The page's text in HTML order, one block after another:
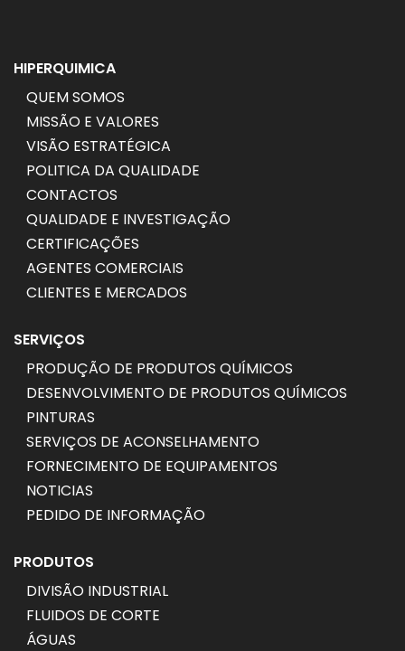
HIPERQUIMICA
QUEM SOMOS
MISSÃO E VALORES
VISÃO ESTRATÉGICA
POLITICA DA QUALIDADE
CONTACTOS
QUALIDADE E INVESTIGAÇÃO
CERTIFICAÇÕES
AGENTES COMERCIAIS
CLIENTES E MERCADOS
SERVIÇOS
PRODUÇÃO DE PRODUTOS QUÍMICOS
DESENVOLVIMENTO DE PRODUTOS QUÍMICOS
PINTURAS
SERVIÇOS DE ACONSELHAMENTO
FORNECIMENTO DE EQUIPAMENTOS
NOTICIAS
PEDIDO DE INFORMAÇÃO
PRODUTOS
DIVISÃO INDUSTRIAL
FLUIDOS DE CORTE
ÁGUAS